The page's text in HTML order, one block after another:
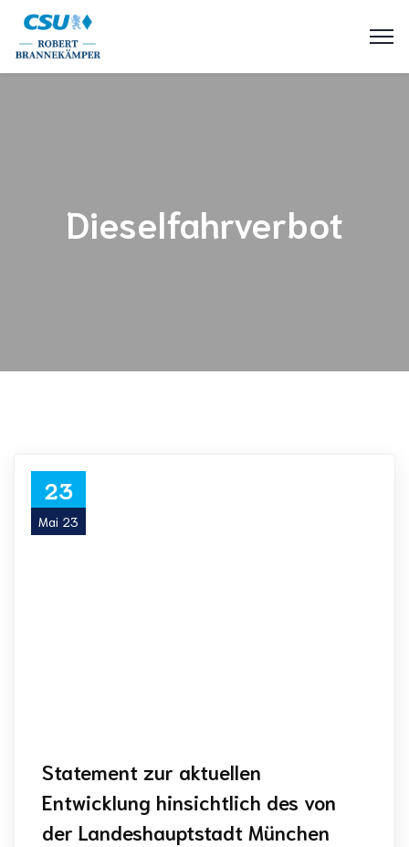
Dieselfahrverbot
23
Mai 23
Statement zur aktuellen
Entwicklung hinsichtlich des von
der Landeshauptstadt München